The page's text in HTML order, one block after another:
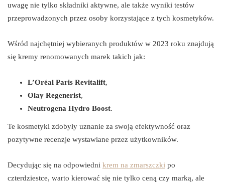
uwagę nie tylko składniki aktywne, ale także wyniki testów
przeprowadzonych przez osoby korzystające z tych kosmetyków.
Wśród najchętniej wybieranych produktów w 2023 roku znajdują
się kremy renomowanych marek takich jak:
L’Oréal Paris Revitalift,
Olay Regenerist,
Neutrogena Hydro Boost.
Te kosmetyki zdobyły uznanie za swoją efektywność oraz
pozytywne recenzje wystawiane przez użytkowników.
Decydując się na odpowiedni krem na zmarszczki po
czterdziestce, warto kierować się nie tylko ceną czy marką, ale